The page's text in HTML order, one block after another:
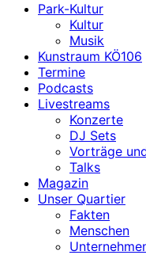
Park-Kultur
Kultur
Musik
Kunstraum KÖ106
Termine
Podcasts
Livestreams
Konzerte
DJ Sets
Vorträge
Talks
Magazin
Unser Quartier
Fakten
Menschen